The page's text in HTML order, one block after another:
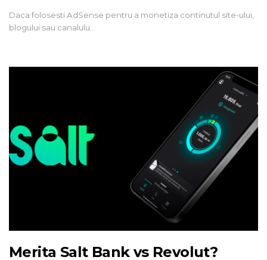
Daca folosesti AdSense pentru a monetiza continutul site-ului,
blogului sau canalulu…
Merita Salt Bank vs Revolut?